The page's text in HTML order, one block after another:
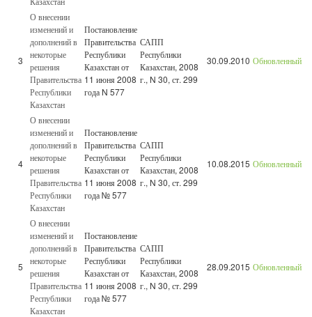
3
О внесении
изменений и
дополнений в
некоторые
решения
Правительства
Республики
Казахстан
Постановление
Правительства
Республики
Казахстан от
11 июня 2008
года N 577
САПП
Республики
Казахстан, 2008
г., N 30, ст. 299
30.09.2010 Обновленный
4
О внесении
изменений и
дополнений в
некоторые
решения
Правительства
Республики
Казахстан
Постановление
Правительства
Республики
Казахстан от
11 июня 2008
года № 577
САПП
Республики
Казахстан, 2008
г., N 30, ст. 299
10.08.2015 Обновленный
5
О внесении
изменений и
дополнений в
некоторые
решения
Правительства
Республики
Казахстан
Постановление
Правительства
Республики
Казахстан от
11 июня 2008
года № 577
САПП
Республики
Казахстан, 2008
г., N 30, ст. 299
28.09.2015 Обновленный